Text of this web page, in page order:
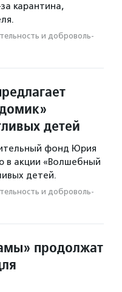
карантина,
и доброволь­
детей
фонд Юрия
в акции «Волшебный
детей.
и доброволь­
продолжат